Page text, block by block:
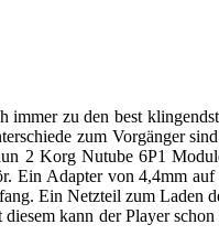
zu den best
zum Vorgänger
2 Korg Nutube 6P1
Ein Adapter von 4,4mm
Ein Netzteil zum Laden
kann der Player